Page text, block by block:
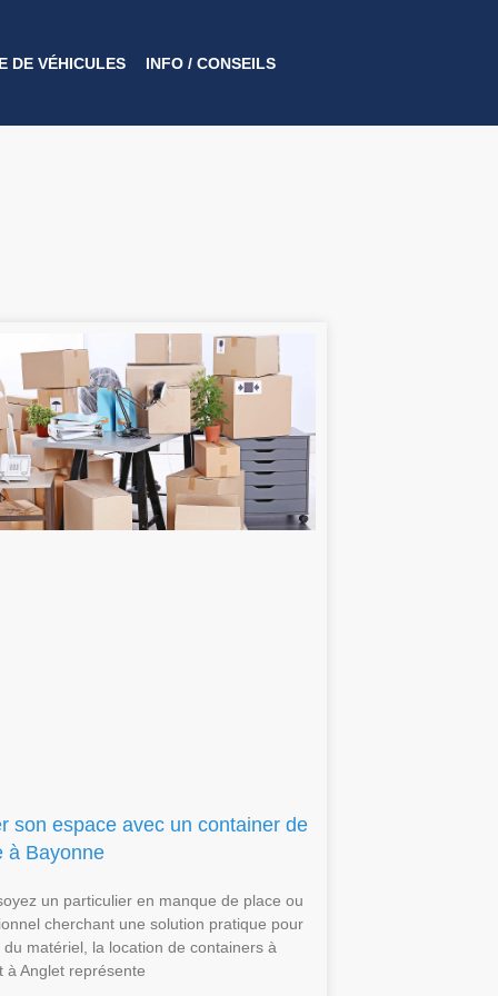
DE VÉHICULES INFO / CONSEILS​
son espace avec un container de
à Bayonne
un particulier en manque de place ou
cherchant une solution pratique pour
matériel, la location de containers à
à Anglet représente